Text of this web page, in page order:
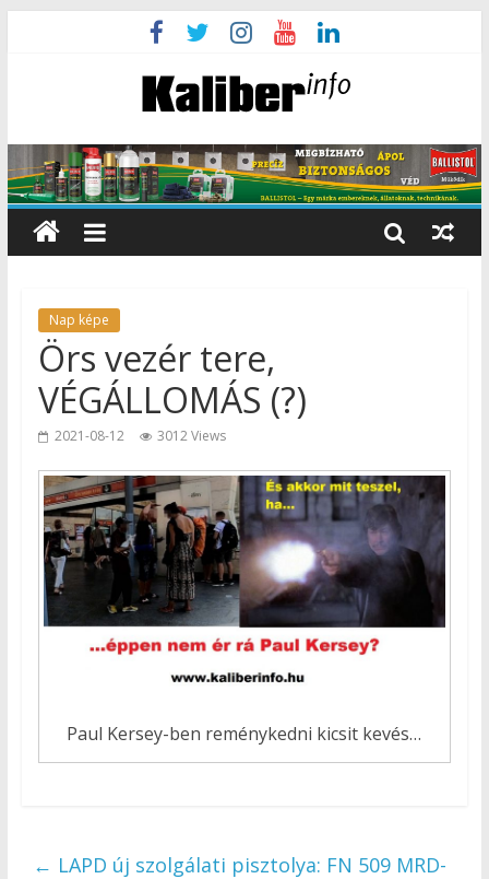
Nap képe
Örs vezér tere,
VÉGÁLLOMÁS (?)
2021-08-12 3012 Views
Paul Kersey-ben reménykedni kicsit kevés…
← LAPD új szolgálati pisztolya: FN 509 MRD-